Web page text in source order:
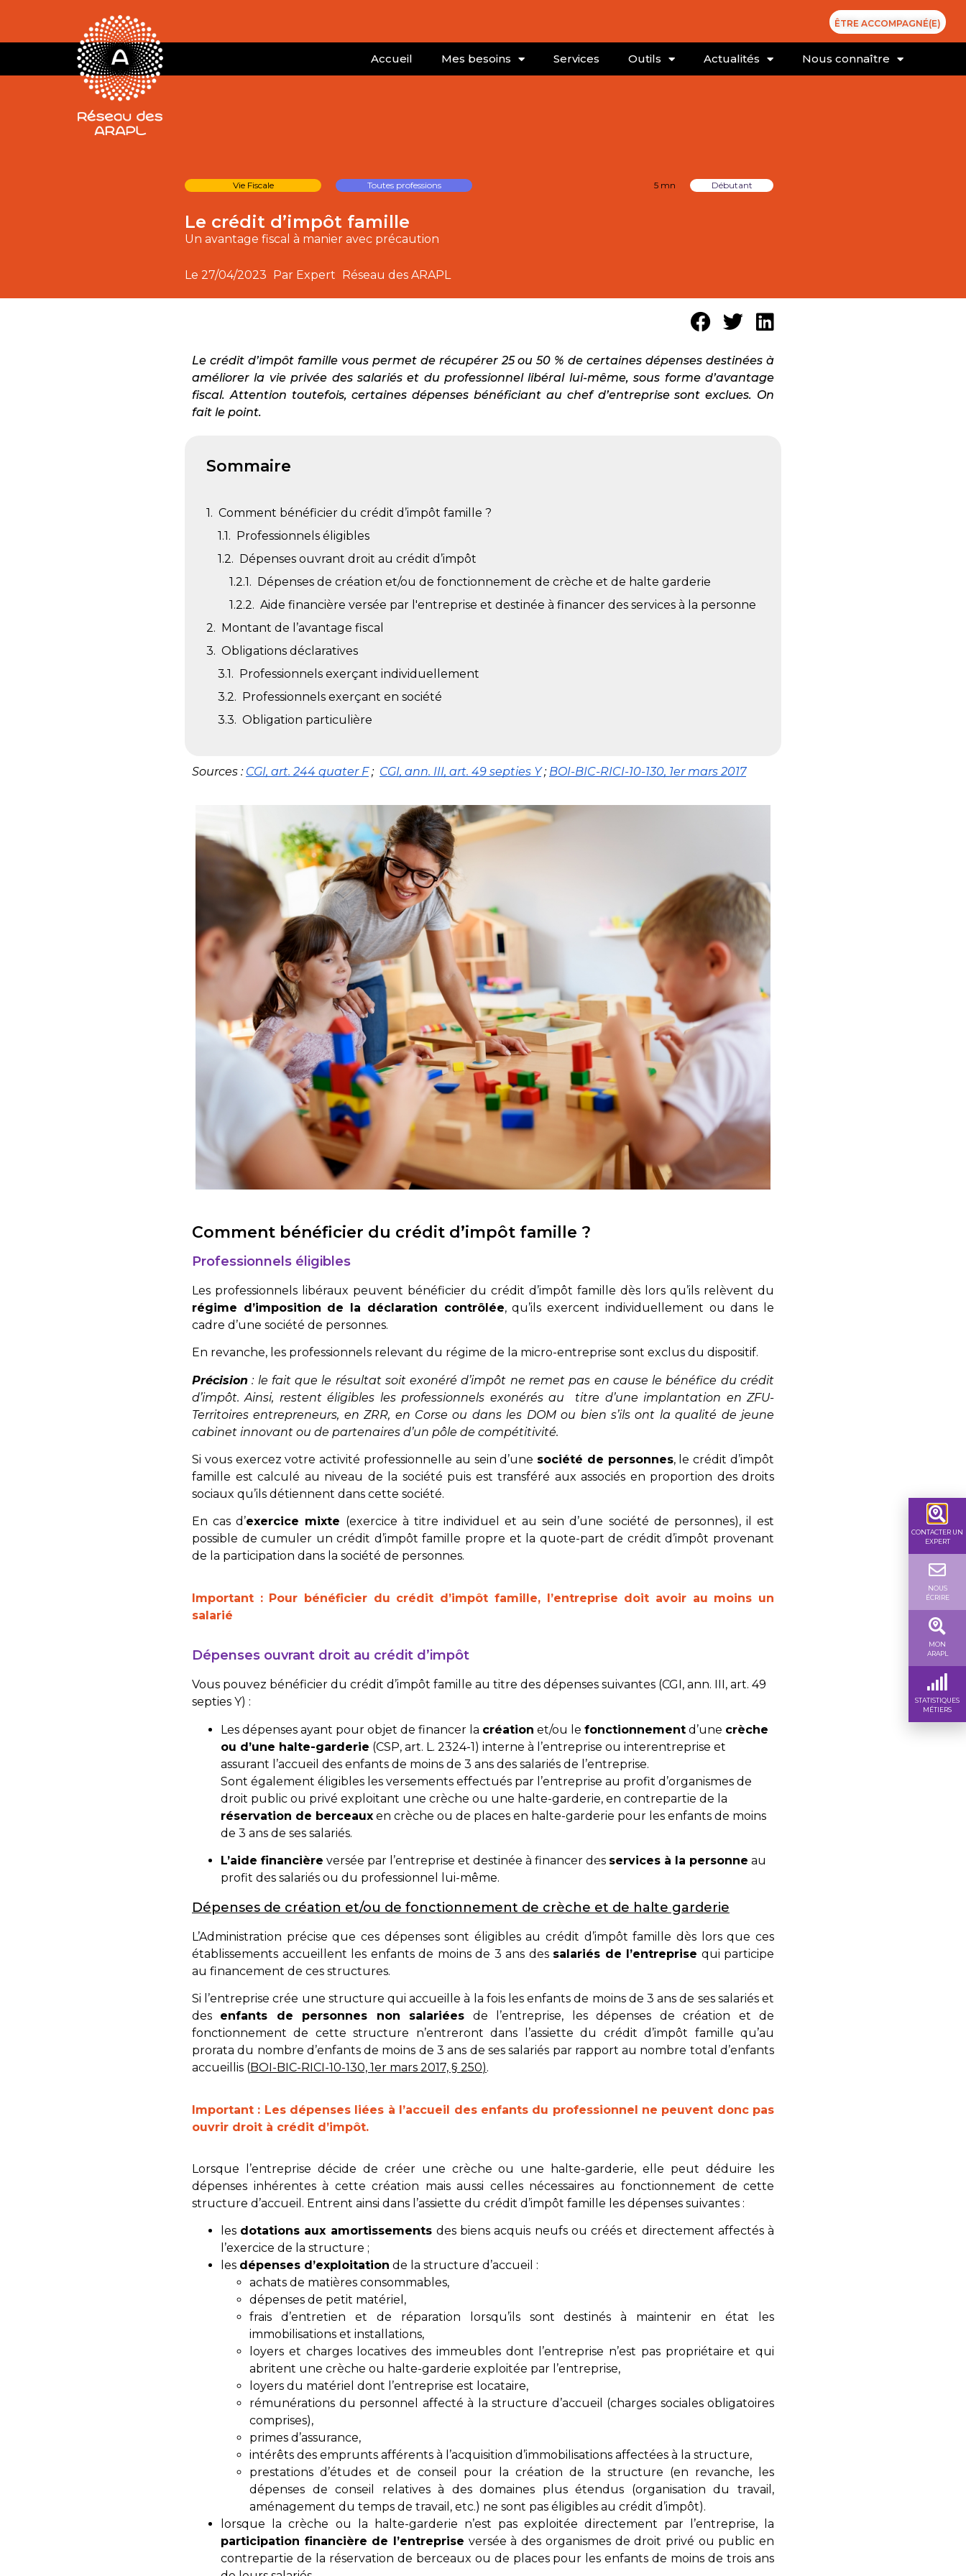
ÊTRE ACCOMPAGNÉ(E)
Accueil Mes besoins Services Outils Actualités Nous connaître
Vie Fiscale Toutes professions 5 mn Débutant
Le crédit d’impôt famille
Un avantage fiscal à manier avec précaution
Le 27/04/2023 Par Expert Réseau des ARAPL
Le crédit d’impôt famille vous permet de récupérer 25 ou 50 % de certaines dépenses destinées à
améliorer la vie privée des salariés et du professionnel libéral lui-même, sous forme d’avantage
fiscal. Attention toutefois, certaines dépenses bénéficiant au chef d’entreprise sont exclues. On
fait le point.
Sommaire
Comment bénéficier du crédit d’impôt famille ?
Professionnels éligibles
Dépenses ouvrant droit au crédit d’impôt
Dépenses de création et/ou de fonctionnement de crèche et de halte garderie
Aide financière versée par l'entreprise et destinée à financer des services à la personne
Montant de l’avantage fiscal
Obligations déclaratives
Professionnels exerçant individuellement
Professionnels exerçant en société
Obligation particulière
Sources : CGI, art. 244 quater F ; CGI, ann. III, art. 49 septies Y ; BOI-BIC-RICI-10-130, 1er mars 2017
Comment bénéficier du crédit d’impôt famille ?
Professionnels éligibles
Les professionnels libéraux peuvent bénéficier du crédit d’impôt famille dès lors qu’ils relèvent du
régime d’imposition de la déclaration contrôlée, qu’ils exercent individuellement ou dans le
cadre d’une société de personnes.
En revanche, les professionnels relevant du régime de la micro-entreprise sont exclus du dispositif.
Précision : le fait que le résultat soit exonéré d’impôt ne remet pas en cause le bénéfice du crédit
d’impôt. Ainsi, restent éligibles les professionnels exonérés au titre d’une implantation en ZFU-
Territoires entrepreneurs, en ZRR, en Corse ou dans les DOM ou bien s’ils ont la qualité de jeune
cabinet innovant ou de partenaires d’un pôle de compétitivité.
Si vous exercez votre activité professionnelle au sein d’une société de personnes, le crédit d’impôt
famille est calculé au niveau de la société puis est transféré aux associés en proportion des droits
sociaux qu’ils détiennent dans cette société.
En cas d’exercice mixte (exercice à titre individuel et au sein d’une société de personnes), il est
possible de cumuler un crédit d’impôt famille propre et la quote-part de crédit d’impôt provenant
de la participation dans la société de personnes.
Important : Pour bénéficier du crédit d’impôt famille, l’entreprise doit avoir au moins un
salarié
Dépenses ouvrant droit au crédit d’impôt
Vous pouvez bénéficier du crédit d’impôt famille au titre des dépenses suivantes (CGI, ann. III, art. 49
septies Y) :
Les dépenses ayant pour objet de financer la création et/ou le fonctionnement d’une crèche
ou d’une halte-garderie (CSP, art. L. 2324-1) interne à l’entreprise ou interentreprise et
assurant l’accueil des enfants de moins de 3 ans des salariés de l’entreprise.
Sont également éligibles les versements effectués par l’entreprise au profit d’organismes de
droit public ou privé exploitant une crèche ou une halte-garderie, en contrepartie de la
réservation de berceaux en crèche ou de places en halte-garderie pour les enfants de moins
de 3 ans de ses salariés.
L’aide financière versée par l’entreprise et destinée à financer des services à la personne au
profit des salariés ou du professionnel lui-même.
Dépenses de création et/ou de fonctionnement de crèche et de halte garderie
L’Administration précise que ces dépenses sont éligibles au crédit d’impôt famille dès lors que ces
établissements accueillent les enfants de moins de 3 ans des salariés de l’entreprise qui participe
au financement de ces structures.
Si l’entreprise crée une structure qui accueille à la fois les enfants de moins de 3 ans de ses salariés et
des enfants de personnes non salariées de l’entreprise, les dépenses de création et de
fonctionnement de cette structure n’entreront dans l’assiette du crédit d’impôt famille qu’au
prorata du nombre d’enfants de moins de 3 ans de ses salariés par rapport au nombre total d’enfants
accueillis (BOI-BIC-RICI-10-130, 1er mars 2017, § 250).
Important : Les dépenses liées à l’accueil des enfants du professionnel ne peuvent donc pas
ouvrir droit à crédit d’impôt.
Lorsque l’entreprise décide de créer une crèche ou une halte-garderie, elle peut déduire les
dépenses inhérentes à cette création mais aussi celles nécessaires au fonctionnement de cette
structure d’accueil. Entrent ainsi dans l’assiette du crédit d’impôt famille les dépenses suivantes :
les dotations aux amortissements des biens acquis neufs ou créés et directement affectés à
l’exercice de la structure ;
les dépenses d’exploitation de la structure d’accueil :
achats de matières consommables,
dépenses de petit matériel,
frais d’entretien et de réparation lorsqu’ils sont destinés à maintenir en état les
immobilisations et installations,
loyers et charges locatives des immeubles dont l’entreprise n’est pas propriétaire et qui
abritent une crèche ou halte-garderie exploitée par l’entreprise,
loyers du matériel dont l’entreprise est locataire,
rémunérations du personnel affecté à la structure d’accueil (charges sociales obligatoires
comprises),
primes d’assurance,
intérêts des emprunts afférents à l’acquisition d’immobilisations affectées à la structure,
prestations d’études et de conseil pour la création de la structure (en revanche, les
dépenses de conseil relatives à des domaines plus étendus (organisation du travail,
aménagement du temps de travail, etc.) ne sont pas éligibles au crédit d’impôt).
lorsque la crèche ou la halte-garderie n’est pas exploitée directement par l’entreprise, la
participation financière de l’entreprise versée à des organismes de droit privé ou public en
contrepartie de la réservation de berceaux ou de places pour les enfants de moins de trois ans
CONTACTER UN
EXPERT
NOUS
ÉCRIRE
MON
ARAPL
STATISTIQUES
MÉTIERS